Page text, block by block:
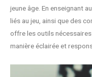
jeune âge. En enseignant
liés au jeu, ainsi que des
offre les outils
manière éclairée et